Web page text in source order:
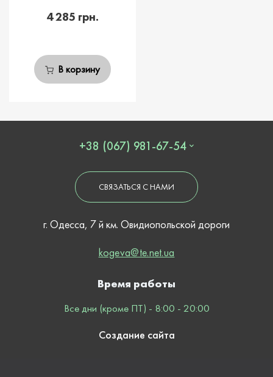
4 285 грн.
В корзину
+38 (067) 981-67-54
СВЯЗАТЬСЯ С НАМИ
г. Одесса, 7 й км. Овидиопольской дороги
kogeva@te.net.ua
Время работы
Все дни (кроме ПТ) - 8:00 - 20:00
Создание сайта